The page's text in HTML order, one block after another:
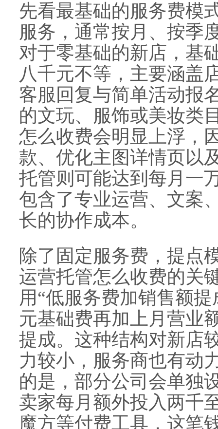
先看最基础的服务费模
服务，通常按月、按季
对于零基础的新店，基
八千元不等，主要涵盖
客服回复与简单活动报
的文玩、服饰或美妆类
怎么收费会明显上浮，
款、优化主图详情页以
托管则可能达到每月一
包含了专业运营、文案
长的协作成本。
除了固定服务费，提点
运营托管怎么收费的关
用“低服务费加销售额
元基础费再加上月营业
提成。这种结构对新店
力较小，服务商也有动
的是，部分公司会单独
卖家每月额外投入两千
魔方等付费工具，这笔